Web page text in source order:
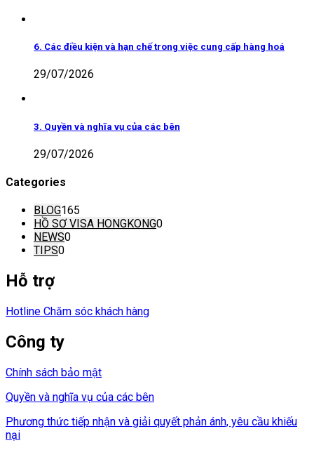
6. Các điều kiện và hạn chế trong việc cung cấp hàng hoá
29/07/2026
3. Quyền và nghĩa vụ của các bên
29/07/2026
Categories
BLOG165
HỒ SƠ VISA HONGKONG0
NEWS0
TIPS0
Hỗ trợ
Hotline Chăm sóc khách hàng
Công ty
Chính sách bảo mật
Quyền và nghĩa vụ của các bên
Phương thức tiếp nhận và giải quyết phản ánh, yêu cầu khiếu
nại